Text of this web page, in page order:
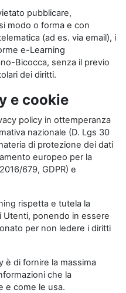
pubblicare,
modo o forma e con
(ad es. via email), i
e-Learning
Bicocca, senza il previo
dei diritti.
e cookie
policy in ottemperanza
nazionale (D. Lgs 30
di protezione dei dati
europeo per la
679, GDPR) e
rispetta e tutela la
Utenti, ponendo in essere
per non ledere i diritti
è di fornire la massima
che la
e come le usa.